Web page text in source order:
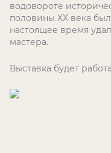
водовороте
половины ХХ века
настоящее время
мастера.
Выставка будет